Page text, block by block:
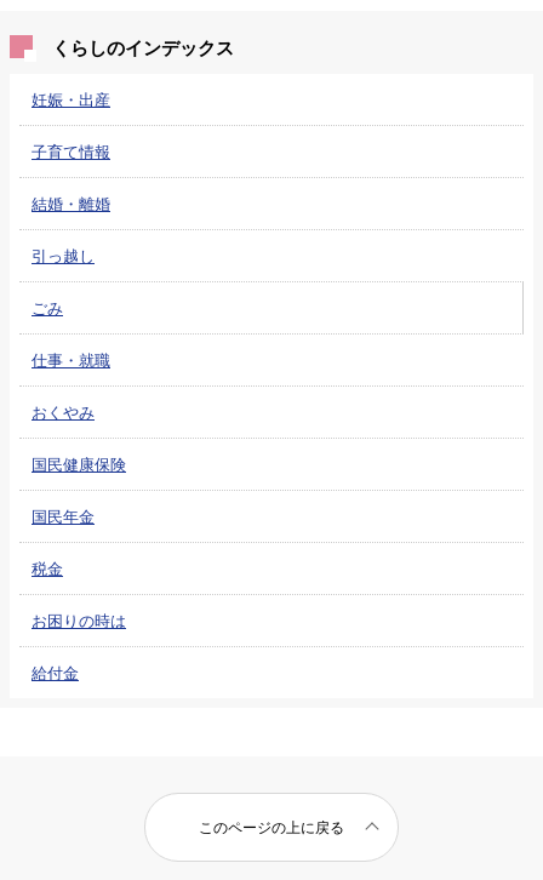
くらしのインデックス
妊娠・出産
子育て情報
結婚・離婚
引っ越し
ごみ
仕事・就職
おくやみ
国民健康保険
国民年金
税金
お困りの時は
給付金
このページの上に戻る